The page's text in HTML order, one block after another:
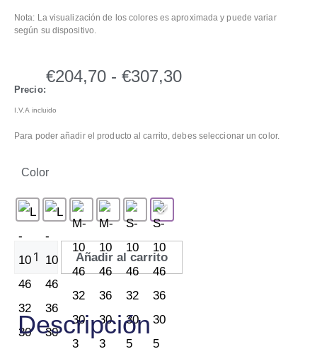
Nota: La visualización de los colores es aproximada y puede variar
según su dispositivo.
Precio:
€204,70 - €307,30
I.V.A incluido
Para poder añadir el producto al carrito, debes seleccionar un color.
Color
Añadir al carrito
Descripción